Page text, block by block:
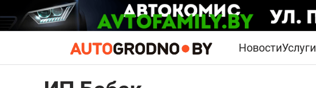
НовостиУслуги